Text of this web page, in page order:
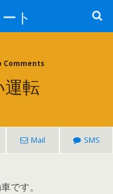
ト
Comments
運転
Mail SMS
です。